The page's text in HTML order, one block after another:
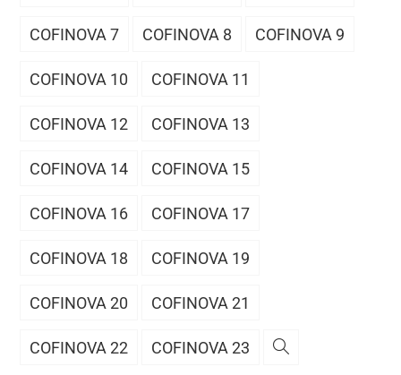
COFINOVA 7 COFINOVA 8 COFINOVA 9
COFINOVA 10 COFINOVA 11
COFINOVA 12 COFINOVA 13
COFINOVA 14 COFINOVA 15
COFINOVA 16 COFINOVA 17
COFINOVA 18 COFINOVA 19
COFINOVA 20 COFINOVA 21
COFINOVA 22 COFINOVA 23